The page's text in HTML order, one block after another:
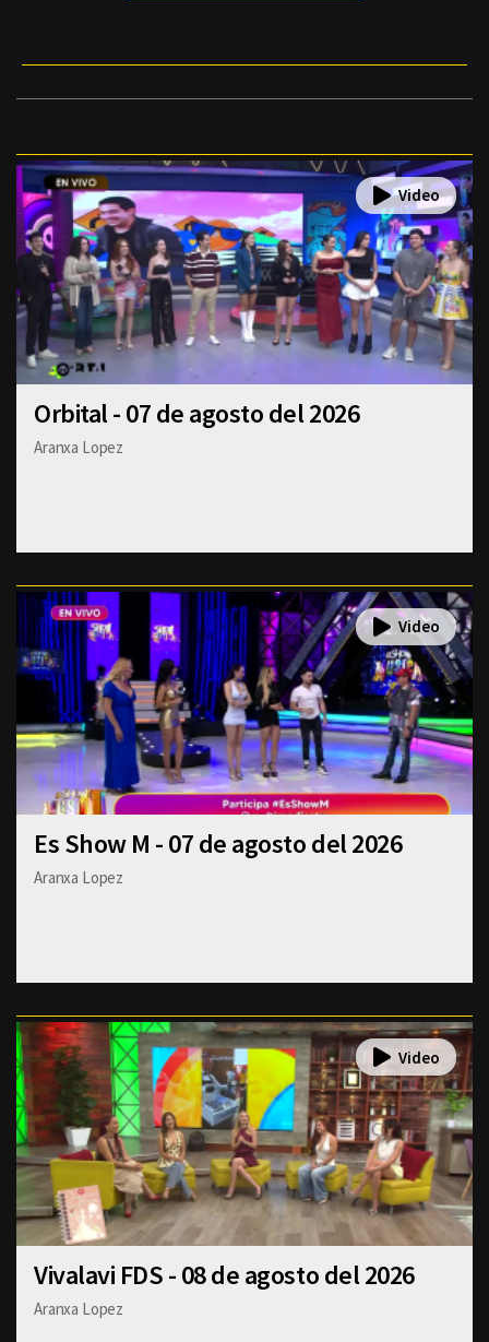
Orbital - 07 de agosto del 2026
Aranxa Lopez
Es Show M - 07 de agosto del 2026
Aranxa Lopez
Vivalavi FDS - 08 de agosto del 2026
Aranxa Lopez